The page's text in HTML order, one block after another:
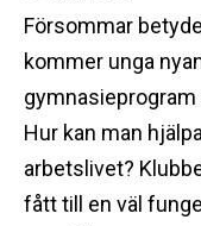
Försommar
kommer unga
Hur kan man
arbetslivet?
fått till en väl